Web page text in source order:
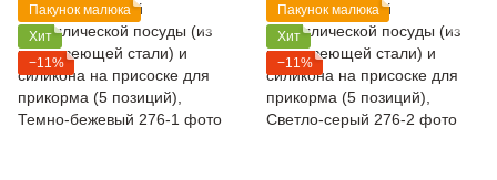
Пакунок малюка
Хит
−11%
Пакунок малюка
Хит
−11%